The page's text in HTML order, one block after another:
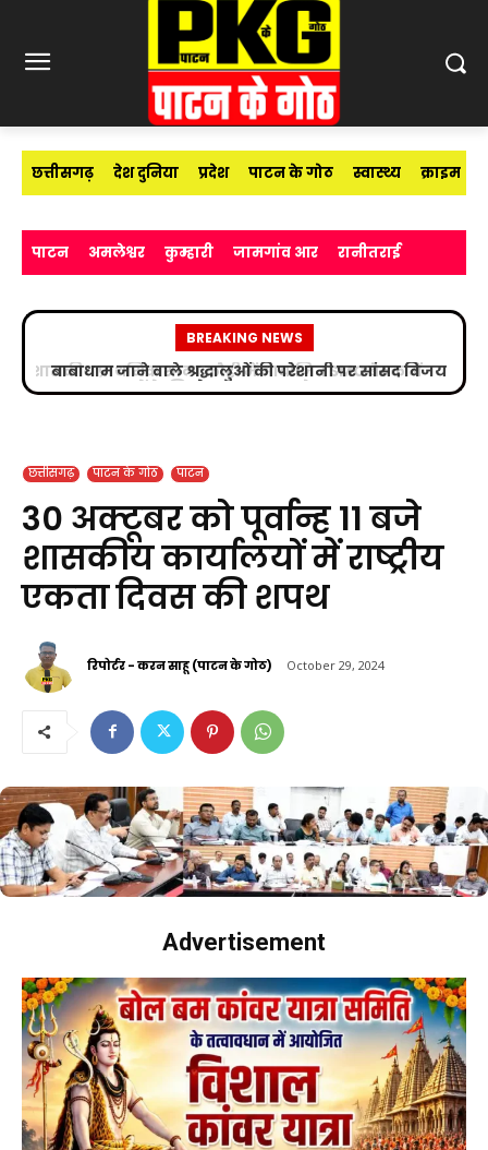
छत्तीसगढ़ देश दुनिया प्रदेश पाटन के गोठ स्वास्थ्य क्राइम
पाटन अमलेश्वर कुम्हारी जामगांव आर रानीतराई
BREAKING NEWS
बाबाधाम जाने वाले श्रद्धालुओं की परेशानी पर सांसद विजय
बघेल का बड़ा कदम
छत्तीसगढ़ पाटन के गोठ पाटन
30 अक्टूबर को पूर्वान्ह 11 बजे
शासकीय कार्यालयों में राष्ट्रीय
एकता दिवस की शपथ
रिपोर्टर - करन साहू (पाटन के गोठ) October 29, 2024
Advertisement